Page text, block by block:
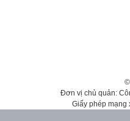
Đơn vị chủ quản:
Giấy phép mạng